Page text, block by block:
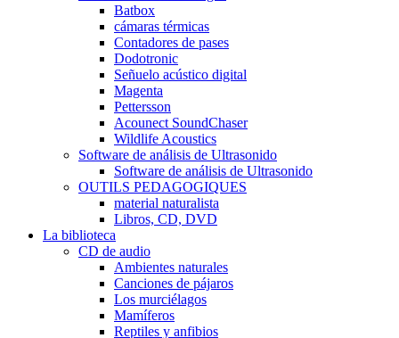
Batbox
cámaras térmicas
Contadores de pases
Dodotronic
Señuelo acústico digital
Magenta
Pettersson
Acounect SoundChaser
Wildlife Acoustics
Software de análisis de Ultrasonido
Software de análisis de Ultrasonido
OUTILS PEDAGOGIQUES
material naturalista
Libros, CD, DVD
La biblioteca
CD de audio
Ambientes naturales
Canciones de pájaros
Los murciélagos
Mamíferos
Reptiles y anfibios